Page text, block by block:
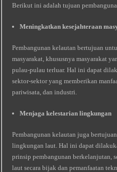
Berikut ini adalah tujuan
Meningkatkan kesejahteraan
Pembangunan kelautan bertujuan
masyarakat, khususnya masyarakat
pulau-pulau terluar. Hal ini dapat
sektor-sektor yang memberikan
pariwisata, dan industri.
Menjaga kelestarian lingkungan
Pembangunan kelautan juga
lingkungan laut. Hal ini dapat
prinsip pembangunan berkelanjutan,
laut secara bijak dan pemanfaatan